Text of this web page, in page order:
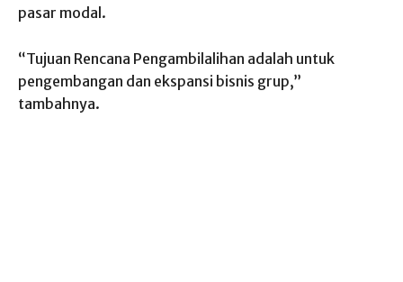
pasar modal.
“Tujuan Rencana Pengambilalihan adalah untuk
pengembangan dan ekspansi bisnis grup,”
tambahnya.